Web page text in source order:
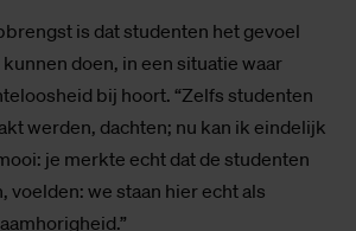
is dat studenten het gevoel
doen, in een situatie waar
bij hoort. “Zelfs studenten
werden, dachten; nu kan ik eindelijk
je merkte echt dat de studenten
voelden: we staan hier echt als